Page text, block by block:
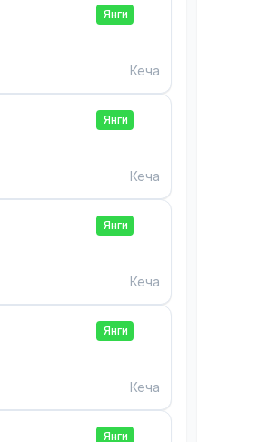
Янги
Кеча
Янги
Кеча
Янги
Кеча
Янги
Кеча
Янги